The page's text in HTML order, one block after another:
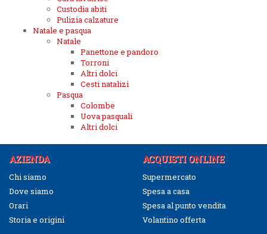
Custodia abiti
Pulizia calzature
Natale e pasqua
Natale
Panettone e pandoro
Torroni
Altri dolci
Cesti natalizi
Pasqua
Colombe
Uova pasquali
Altri dolci
AZIENDA
Chi siamo
Dove siamo
Orari
Storia e origini
ACQUISTI ONLINE
Supermercato
Spesa a casa
Spesa al punto vendita
Volantino offerta